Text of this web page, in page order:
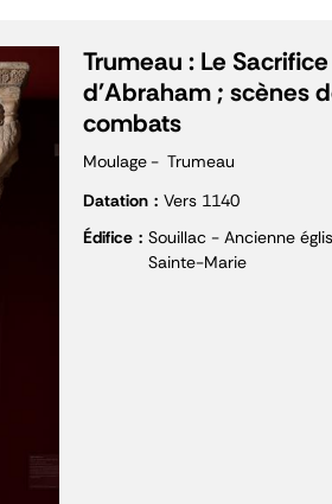
Trumeau : Le Sacrifice
d'Abraham ; scènes
combats
Moulage
Trumeau
Datation
Vers 1140
Édifice
Souillac - Ancienne
Sainte-Marie